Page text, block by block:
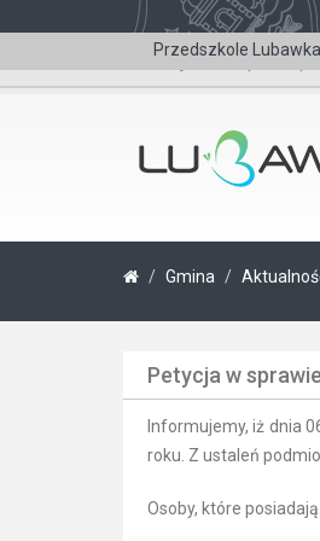
Przedszkole Lubawka
Wersja dla
Gmina
Petycja w
Informujemy, iż dnia
roku. Z ustaleń
Osoby, które